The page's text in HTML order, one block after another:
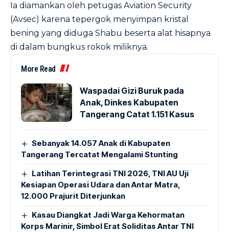
Ia diamankan oleh petugas Aviation Security
(Avsec) karena tepergok menyimpan kristal
bening yang diduga Shabu beserta alat hisapnya
di dalam bungkus rokok miliknya.
More Read
Waspadai Gizi Buruk pada
Anak, Dinkes Kabupaten
Tangerang Catat 1.151 Kasus
Sebanyak 14.057 Anak di Kabupaten
Tangerang Tercatat Mengalami Stunting
Latihan Terintegrasi TNI 2026, TNI AU Uji
Kesiapan Operasi Udara dan Antar Matra,
12.000 Prajurit Diterjunkan
Kasau Diangkat Jadi Warga Kehormatan
Korps Marinir, Simbol Erat Soliditas Antar TNI